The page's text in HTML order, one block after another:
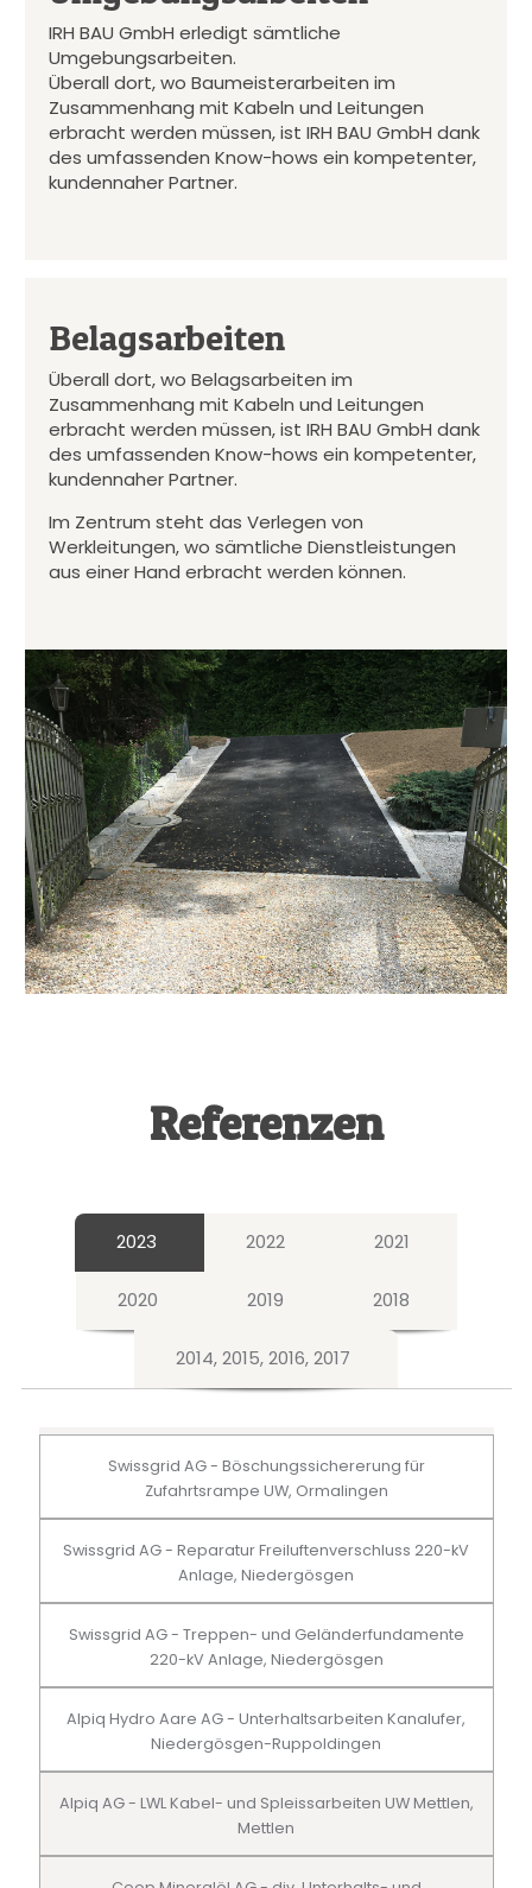
IRH BAU GmbH erledigt sämtliche
Umgebungsarbeiten.
Überall dort, wo Baumeisterarbeiten im
Zusammenhang mit Kabeln und Leitungen
erbracht werden müssen, ist IRH BAU GmbH dank
des umfassenden Know-hows ein kompetenter,
kundennaher Partner.
Belagsarbeiten
Überall dort, wo Belagsarbeiten im
Zusammenhang mit Kabeln und Leitungen
erbracht werden müssen, ist IRH BAU GmbH dank
des umfassenden Know-hows ein kompetenter,
kundennaher Partner.
Im Zentrum steht das Verlegen von
Werkleitungen, wo sämtliche Dienstleistungen
aus einer Hand erbracht werden können.
Referenzen
2023 2022 2021
2020 2019 2018
2014, 2015, 2016, 2017
Swissgrid AG - Böschungssichererung für
Zufahrtsrampe UW, Ormalingen
Swissgrid AG - Reparatur Freiluftenverschluss 220-kV
Anlage, Niedergösgen
Swissgrid AG - Treppen- und Geländerfundamente
220-kV Anlage, Niedergösgen
Alpiq Hydro Aare AG - Unterhaltsarbeiten Kanalufer,
Niedergösgen-Ruppoldingen
Alpiq AG - LWL Kabel- und Spleissarbeiten UW Mettlen,
Mettlen